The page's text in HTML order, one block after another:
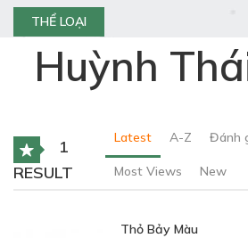
THỂ LOẠI
Huỳnh
1
RESULT
Latest A-Z Đánh
Most Views New
Thỏ Bảy Màu